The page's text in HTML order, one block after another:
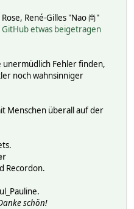
René-Gilles "Nao 尚"
GitHub etwas beigetragen
unermüdlich Fehler finden,
noch wahnsinniger
Menschen überall auf der
Recordon.
schön!